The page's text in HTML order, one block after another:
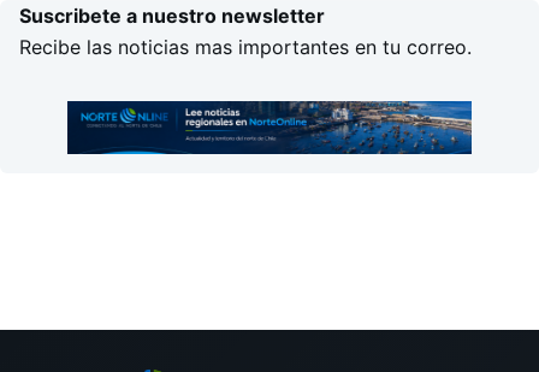
Suscribete a nuestro newsletter
Recibe las noticias mas importantes en tu correo.